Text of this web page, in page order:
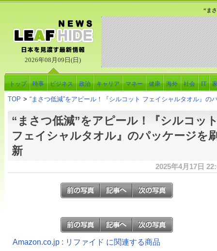
2026年08月09日(日)
“ま
トップ 時事 ビジネス 政治 キャリア マネー 健康 海外 社会 IT
TOP > “まさつ低減”をアピール！『シルコット フェイシャルタオル』の
“まさつ低減”をアピール！『シルコッ
フェイシャルタオル』のパッケージを
新
2025年4月17日
Amazon.co.jp : リファイド に関連する商品